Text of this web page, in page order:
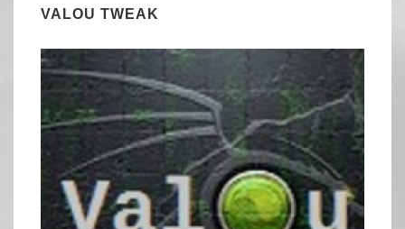
VALOU TWEAK